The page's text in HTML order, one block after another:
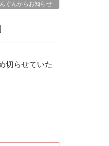
ぐんからお知らせ
切らせていた